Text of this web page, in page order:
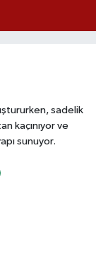
sadelik
kaçınıyor ve
sunuyor.